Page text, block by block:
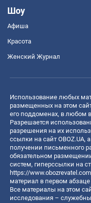
Шоу
Афиша
Красота
Женский Журнал
Использование любых
размещенных на этом
его поддоменах, в любом
Разрешается
разрешения на их
ссылки на сайт OBOZ.UA,
получении письменного
обязательном
систем, гиперссылки на
https://www.obozrevatel.com
материал в первом
Все материалы на этом
исследования –